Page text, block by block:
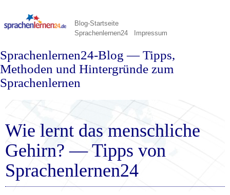
Blog-Startseite
Sprachenlernen24
Impressum
Sprachenlernen24-Blog — Tipps,
Methoden und Hintergründe zum
Sprachenlernen
Wie lernt das menschliche
Gehirn? — Tipps von
Sprachenlernen24